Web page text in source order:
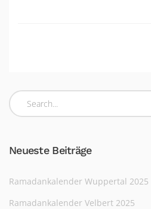
Neueste Beiträge
Ramadankalender Wuppertal 2025
Ramadankalender Velbert 2025